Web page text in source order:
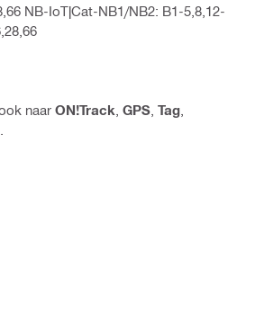
NB-IoT|Cat-NB1/NB2: B1-5,8,12-
naar ON!Track GPS Tag